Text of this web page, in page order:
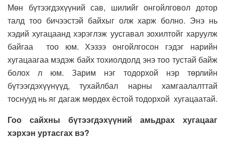
Мөн бүтээгдэхүүний сав, шилийг онгойлговол дотор
талд тоо бичээстэй байхыг олж харж болно. Энэ нь
хэдий хугацаанд хэрэглэж уусгавал зохилтойг харуулж
байгаа тоо юм. Хэзээ онгойлгосон гэдэг нарийн
хугацаагаа мэдэж байх тохиолдолд энэ тоо тустай байж
болох л юм. Зарим нэг тодорхой нэр төрлийн
бүтээгдэхүүнүүд, тухайлбал нарны хамгаалалттай
тоснууд нь яг дагаж мөрдөх ёстой тодорхой хугацаатай.
Гоо сайхны бүтээгдэхүүний амьдрах хугацааг
хэрхэн уртасгах вэ?